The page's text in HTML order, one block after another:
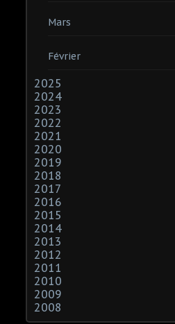
Mars
Février
2025
2024
2023
2022
2021
2020
2019
2018
2017
2016
2015
2014
2013
2012
2011
2010
2009
2008